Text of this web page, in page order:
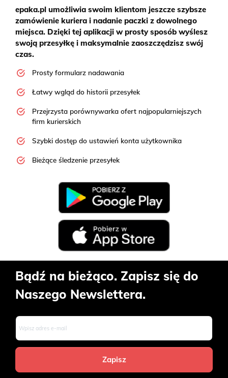
epaka.pl umożliwia swoim klientom jeszcze szybsze
zamówienie kuriera i nadanie paczki z dowolnego
miejsca. Dzięki tej aplikacji w prosty sposób wyślesz
swoją przesyłkę i maksymalnie zaoszczędzisz swój
czas.
Prosty formularz nadawania
Łatwy wgląd do historii przesyłek
Przejrzysta porównywarka ofert najpopularniejszych
firm kurierskich
Szybki dostęp do ustawień konta użytkownika
Bieżące śledzenie przesyłek
Bądź na bieżąco. Zapisz się do
Naszego Newslettera.